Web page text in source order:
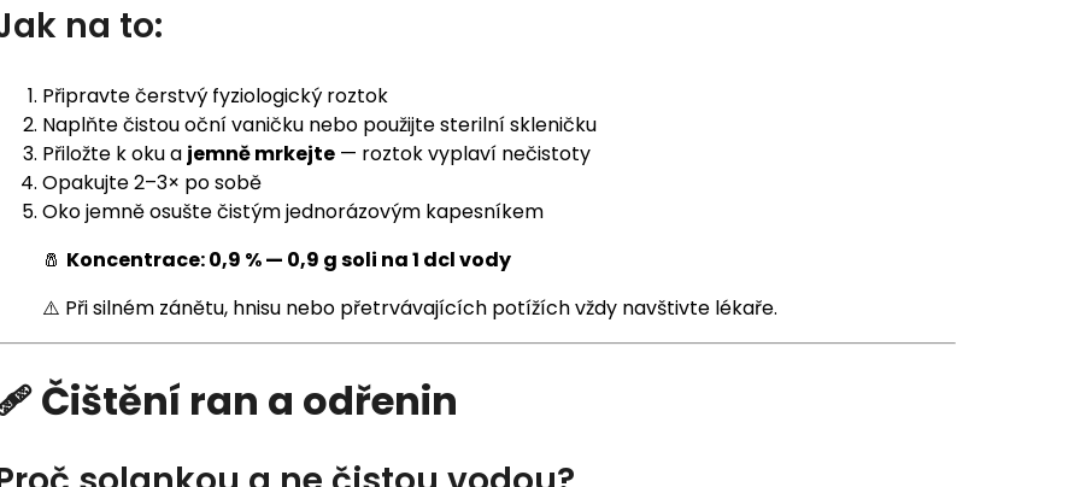
na to:
Připravte čerstvý fyziologický roztok
Naplňte čistou oční vaničku nebo použijte sterilní skleničku
Přiložte k oku a jemně mrkejte — roztok vyplaví nečistoty
Opakujte 2–3× po sobě
Oko jemně osušte čistým jednorázovým kapesníkem
🧂 Koncentrace: 0,9 % — 0,9 g soli na 1 dcl vody
⚠️ Při silném zánětu, hnisu nebo přetrvávajících potížích vždy navštivte lékaře.
Čištění ran a odřenin